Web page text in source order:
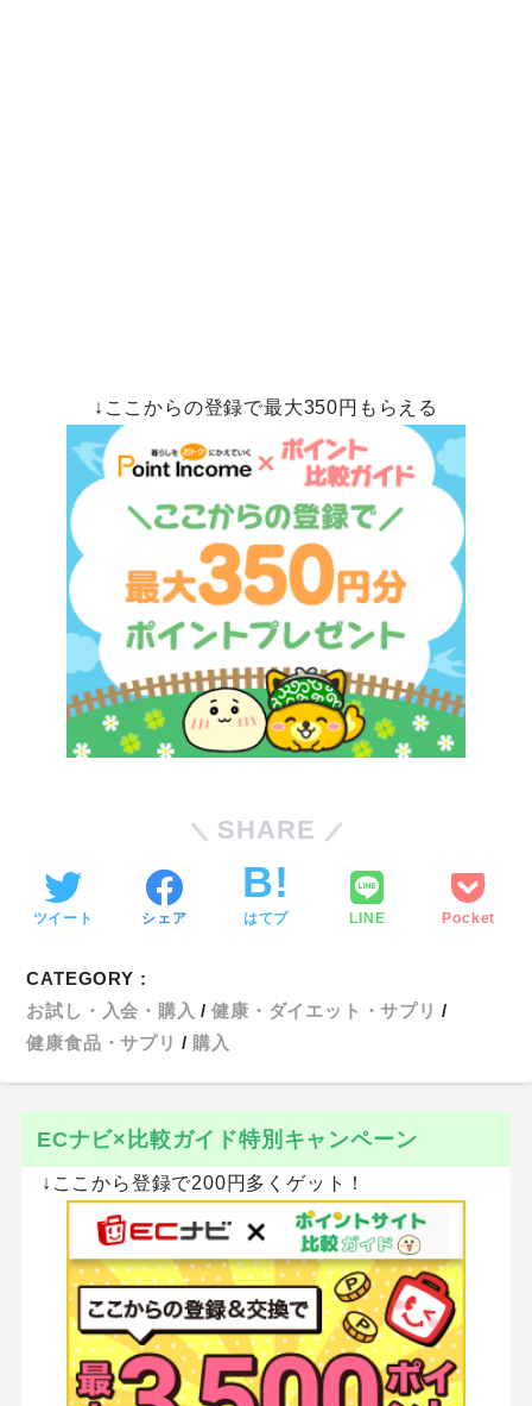
↓ここからの登録で最大350円もらえる
SHARE
ツイート シェア はてブ LINE Pocket
CATEGORY :
お試し・入会・購入
健康・ダイエット・サプリ
健康食品・サプリ
購入
ECナビ×比較ガイド特別キャンペーン
↓ここから登録で200円多くゲット！